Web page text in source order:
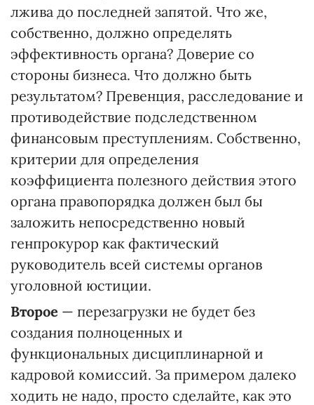
лжива до последней запятой. Что же,
собственно, должно определять
эффективность органа? Доверие со
стороны бизнеса. Что должно быть
результатом? Превенция, расследование и
противодействие подследственном
финансовым преступлениям. Собственно,
критерии для определения
коэффициента полезного действия этого
органа правопорядка должен был бы
заложить непосредственно новый
генпрокурор как фактический
руководитель всей системы органов
уголовной юстиции.
Второе — перезагрузки не будет без
создания полноценных и
функциональных дисциплинарной и
кадровой комиссий. За примером далеко
ходить не надо, просто сделайте, как это